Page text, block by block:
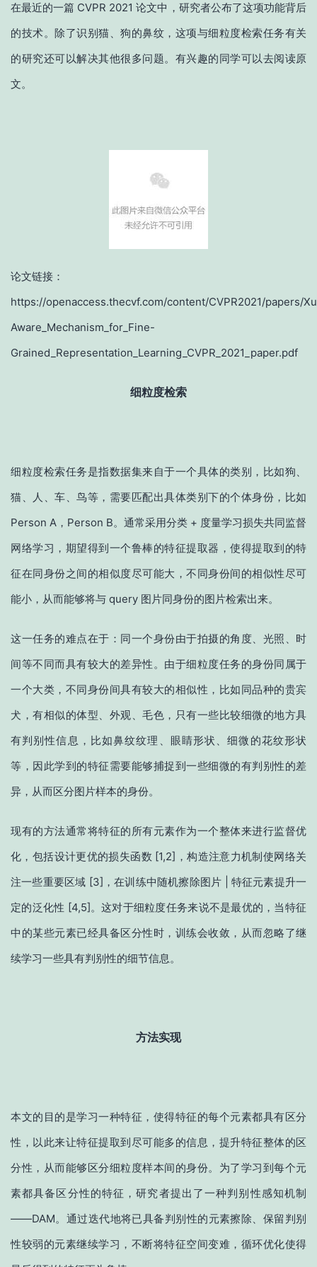
在最近的一篇 CVPR 2021 论文中，研究者公布了这项功能背后
的技术。除了识别猫、狗的鼻纹，这项与细粒度检索任务有关
的研究还可以解决其他很多问题。有兴趣的同学可以去阅读原
文。
论文链接：
https://openaccess.thecvf.com/content/CVPR2021/papers/
Aware_Mechanism_for_Fine-
Grained_Representation_Learning_CVPR_2021_paper.pdf
细粒度检索
细粒度检索任务是指数据集来自于一个具体的类别，比如狗、
猫、人、车、鸟等，需要匹配出具体类别下的个体身份，比如
Person A，Person B。通常采用分类 + 度量学习损失共同监督
网络学习，期望得到一个鲁棒的特征提取器，使得提取到的特
征在同身份之间的相似度尽可能大，不同身份间的相似性尽可
能小，从而能够将与 query 图片同身份的图片检索出来。
这一任务的难点在于：同一个身份由于拍摄的角度、光照、时
间等不同而具有较大的差异性。由于细粒度任务的身份同属于
一个大类，不同身份间具有较大的相似性，比如同品种的贵宾
犬，有相似的体型、外观、毛色，只有一些比较细微的地方具
有判别性信息，比如鼻纹纹理、眼睛形状、细微的花纹形状
等，因此学到的特征需要能够捕捉到一些细微的有判别性的差
异，从而区分图片样本的身份。
现有的方法通常将特征的所有元素作为一个整体来进行监督优
化，包括设计更优的损失函数 [1,2]，构造注意力机制使网络关
注一些重要区域 [3]，在训练中随机擦除图片 | 特征元素提升一
定的泛化性 [4,5]。这对于细粒度任务来说不是最优的，当特征
中的某些元素已经具备区分性时，训练会收敛，从而忽略了继
续学习一些具有判别性的细节信息。
方法实现
本文的目的是学习一种特征，使得特征的每个元素都具有区分
性，以此来让特征提取到尽可能多的信息，提升特征整体的区
分性，从而能够区分细粒度样本间的身份。为了学习到每个元
素都具备区分性的特征，研究者提出了一种判别性感知机制
——DAM。通过迭代地将已具备判别性的元素擦除、保留判别
性较弱的元素继续学习，不断将特征空间变难，循环优化使得